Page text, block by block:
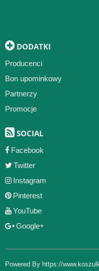
DODATKI
Producenci
Bon upominkowy
Partnerzy
Promocje
SOCIAL
Facebook
Twitter
Instagram
Pinterest
YouTube
Google+
Powered By https://